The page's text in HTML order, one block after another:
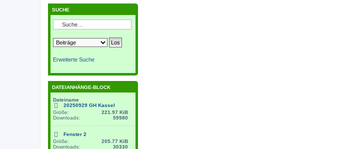
SUCHE
Erweiterte Suche
DATEIANHÄNGE-BLOCK
Dateiname
20250929 GH Kassel
Größe:
221.97 KiB
Downloads:
59980
Fenster 2
Größe:
205.77 KiB
Downloads:
30330